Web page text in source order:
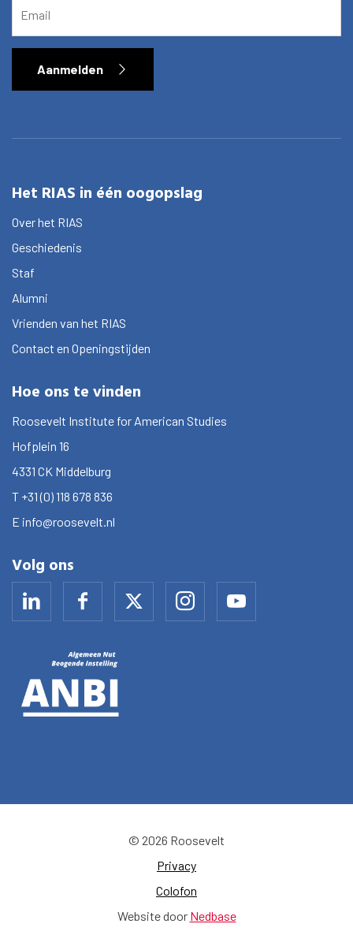
Onderzoek
What are you searching for?
Aanmelden
Het RIAS in één oogopslag
Over het RIAS
Geschiedenis
Staf
Alumni
Vrienden van het RIAS
Contact en Openingstijden
Hoe ons te vinden
Roosevelt Institute for American Studies
Hofplein 16
4331 CK Middelburg
T +31 (0) 118 678 836
E info@roosevelt.nl
Volg ons
© 2026 Roosevelt
Privacy
Colofon
Website door Nedbase